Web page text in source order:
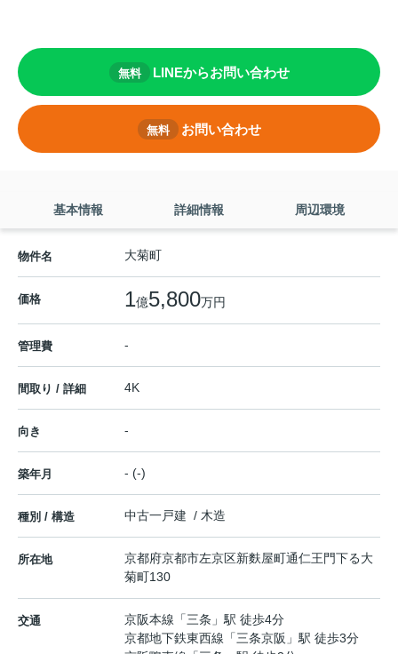
無料 LINEからお問い合わせ
無料 お問い合わせ
基本情報 詳細情報 周辺環境
物件名 大菊町
価格 1億5,800万円
管理費 -
間取り / 詳細 4K
向き -
築年月 - (-)
種別 / 構造 中古一戸建 / 木造
所在地 京都府京都市左京区新麩屋町通仁王門下る大
菊町130
交通 京阪本線 「三条 」駅 徒歩4分
京都地下鉄東西線 「三条京阪 」駅 徒歩3分